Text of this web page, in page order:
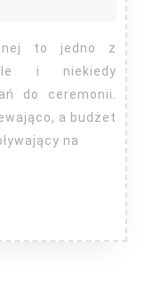
i niekiedy
do ceremonii.
a budżet
na